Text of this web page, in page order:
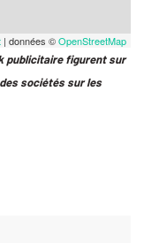
| données ©OpenStreetMap
publicitaire figurent sur
sociétés sur les